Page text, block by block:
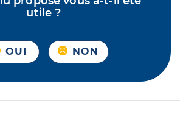
utile ?
OUI NON